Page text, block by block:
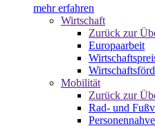
mehr erfahren
Wirtschaft
Zurück zur
Europaarbeit
Mobilität
Zurück zur
Rad- und